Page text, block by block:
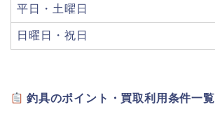
平日・土曜日
日曜日・祝日
釣具のポイント・買取利用条件一覧